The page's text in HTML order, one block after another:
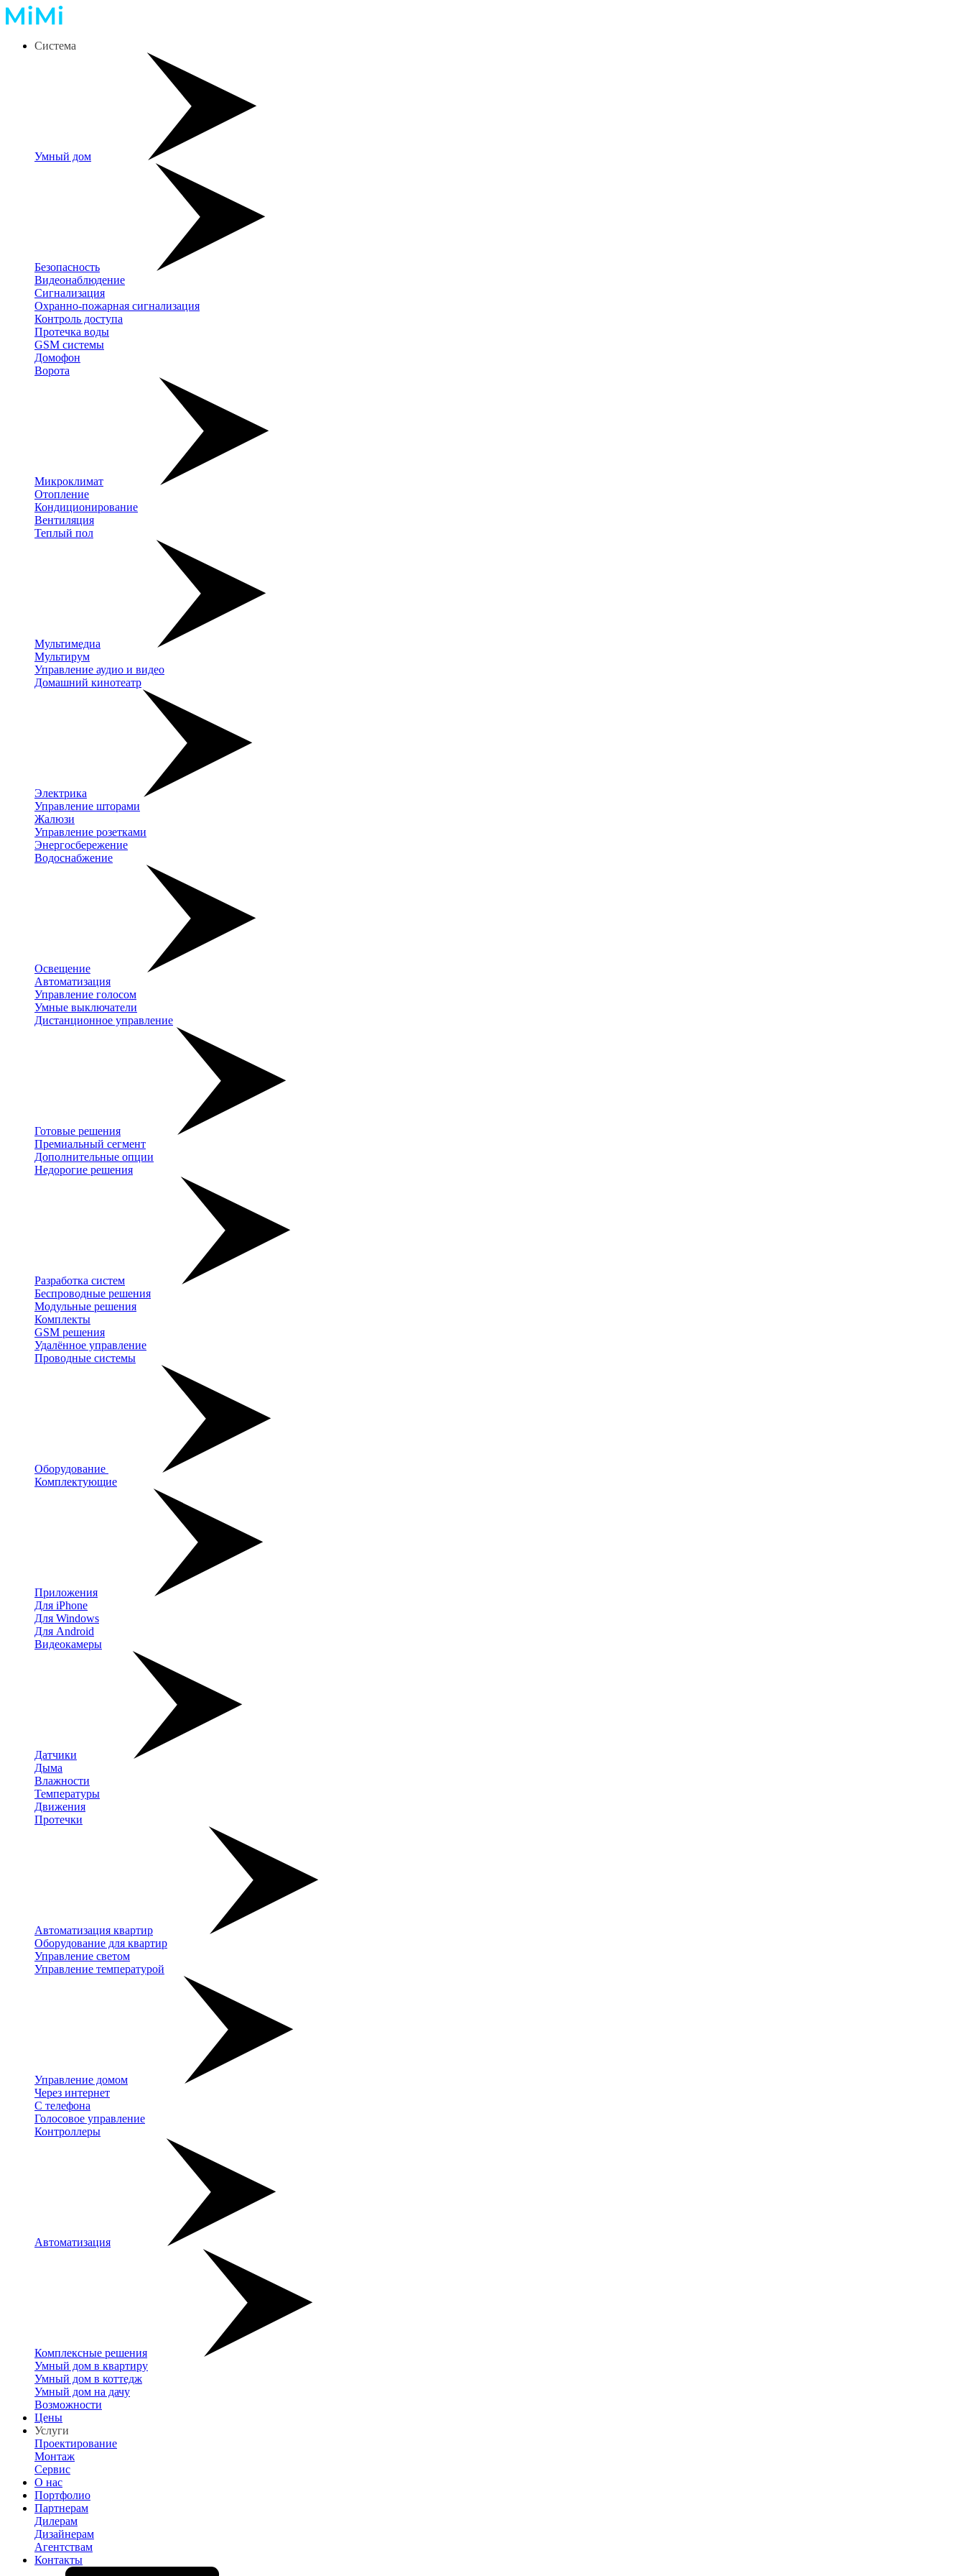
Система
Умный дом
Безопасность
Видеонаблюдение
Сигнализация
Охранно-пожарная сигнализация
Контроль доступа
Протечка воды
GSM системы
Домофон
Ворота
Микроклимат
Отопление
Кондиционирование
Вентиляция
Теплый пол
Мультимедиа
Мультирум
Управление аудио и видео
Домашний кинотеатр
Электрика
Управление шторами
Жалюзи
Управление розетками
Энергосбережение
Водоснабжение
Освещение
Автоматизация
Управление голосом
Умные выключатели
Дистанционное управление
Готовые решения
Премиальный сегмент
Дополнительные опции
Недорогие решения
Разработка систем
Беспроводные решения
Модульные решения
Комплекты
GSM решения
Удалённое управление
Проводные системы
Оборудование
Комплектующие
Приложения
Для iPhone
Для Windows
Для Android
Видеокамеры
Датчики
Дыма
Влажности
Температуры
Движения
Протечки
Автоматизация квартир
Оборудование для квартир
Управление светом
Управление температурой
Управление домом
Через интернет
С телефона
Голосовое управление
Контроллеры
Автоматизация
Комплексные решения
Умный дом в квартиру
Умный дом в коттедж
Умный дом на дачу
Возможности
Цены
Услуги
Проектирование
Монтаж
Сервис
О нас
Портфолио
Партнерам
Дилерам
Дизайнерам
Агентствам
Контакты